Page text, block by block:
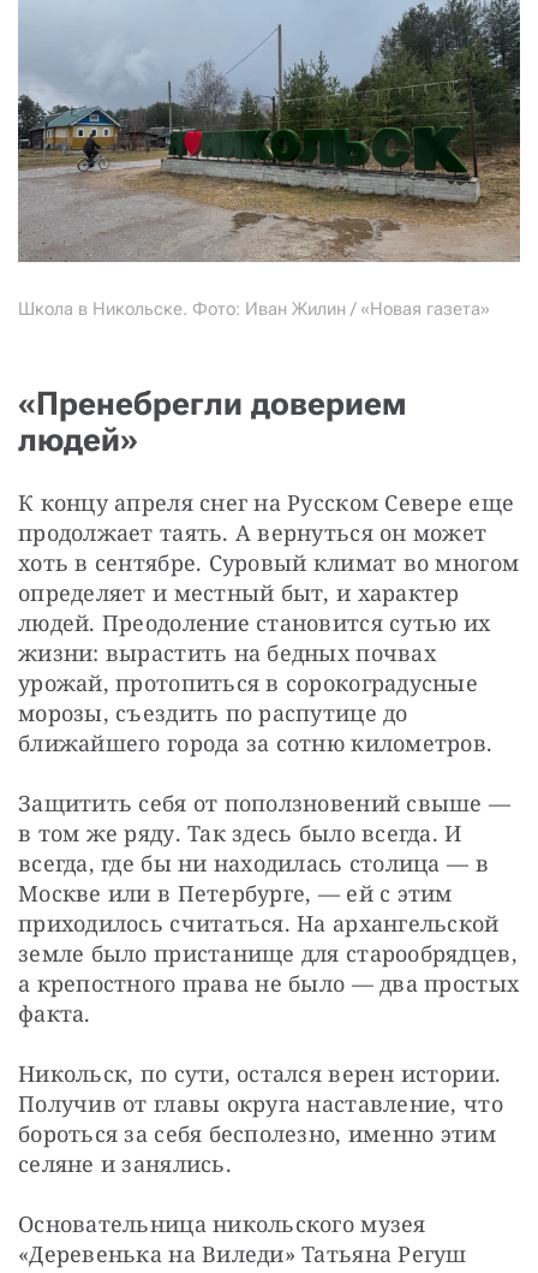
Школа в Никольске. Фото: Иван Жилин / «Новая газета»
«Пренебрегли доверием
людей»
К концу апреля снег на Русском Севере еще
продолжает таять. А вернуться он может
хоть в сентябре. Суровый климат во многом
определяет и местный быт, и характер
людей. Преодоление становится сутью их
жизни: вырастить на бедных почвах
урожай, протопиться в сорокоградусные
морозы, съездить по распутице до
ближайшего города за сотню километров.
Защитить себя от поползновений свыше —
в том же ряду. Так здесь было всегда. И
всегда, где бы ни находилась столица — в
Москве или в Петербурге, — ей с этим
приходилось считаться. На архангельской
земле было пристанище для старообрядцев,
а крепостного права не было — два простых
факта.
Никольск, по сути, остался верен истории.
Получив от главы округа наставление, что
бороться за себя бесполезно, именно этим
селяне и занялись.
Основательница никольского музея
«Деревенька на Виледи» Татьяна Регуш